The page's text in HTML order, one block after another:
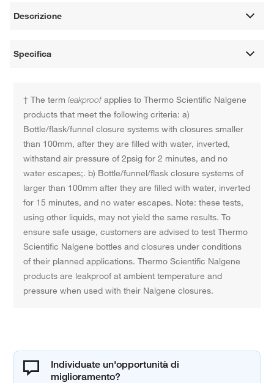
Descrizione
Specifica
† The termleakproofapplies to Thermo Scientific Nalgene
products that meet the following criteria: a)
Bottle/flask/funnel closure systems with closures smaller
than 100mm, after they are filled with water, inverted,
withstand air pressure of 2psig for 2 minutes, and no
water escapes;. b) Bottle/funnel/flask closure systems of
larger than 100mm after they are filled with water, inverted
for 15 minutes, and no water escapes. Note: these tests,
using other liquids, may not yield the same results. To
ensure safe usage, customers are advised to test Thermo
Scientific Nalgene bottles and closures under conditions
of their planned applications. Thermo Scientific Nalgene
products are leakproof at ambient temperature and
pressure when used with their Nalgene closures.
Individuate un'opportunità di
miglioramento?